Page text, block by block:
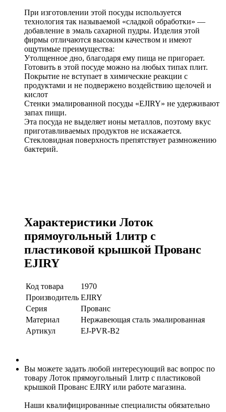
При изготовлении этой посуды используется
технология так называемой «сладкой обработки» —
добавление в эмаль сахарной пудры. Изделия этой
фирмы отличаются высоким качеством и имеют
ощутимые преимущества:
Утолщенное дно, благодаря ему пища не пригорает.
Готовить в этой посуде можно на любых типах плит.
Покрытие не вступает в химические реакции с
продуктами и не подвержено воздействию щелочей и
кислот
Стенки эмалированной посуды «EJIRY» не удерживают
запах пищи.
Эта посуда не выделяет ионы металлов, поэтому вкус
приготавливаемых продуктов не искажается.
Стекловидная поверхность препятствует размножению
бактерий.
Характеристики Лоток
прямоугольный 1литр с
пластиковой крышкой Прованс
EJIRY
Код товара
1970
Производитель EJIRY
Серия
Прованс
Материал
Нержавеющая сталь эмалированная
Артикул
EJ-PVR-B2
Вы можете задать любой интересующий вас вопрос по
товару Лоток прямоугольный 1литр с пластиковой
крышкой Прованс EJIRY или работе магазина.
Наши квалифицированные специалисты обязательно